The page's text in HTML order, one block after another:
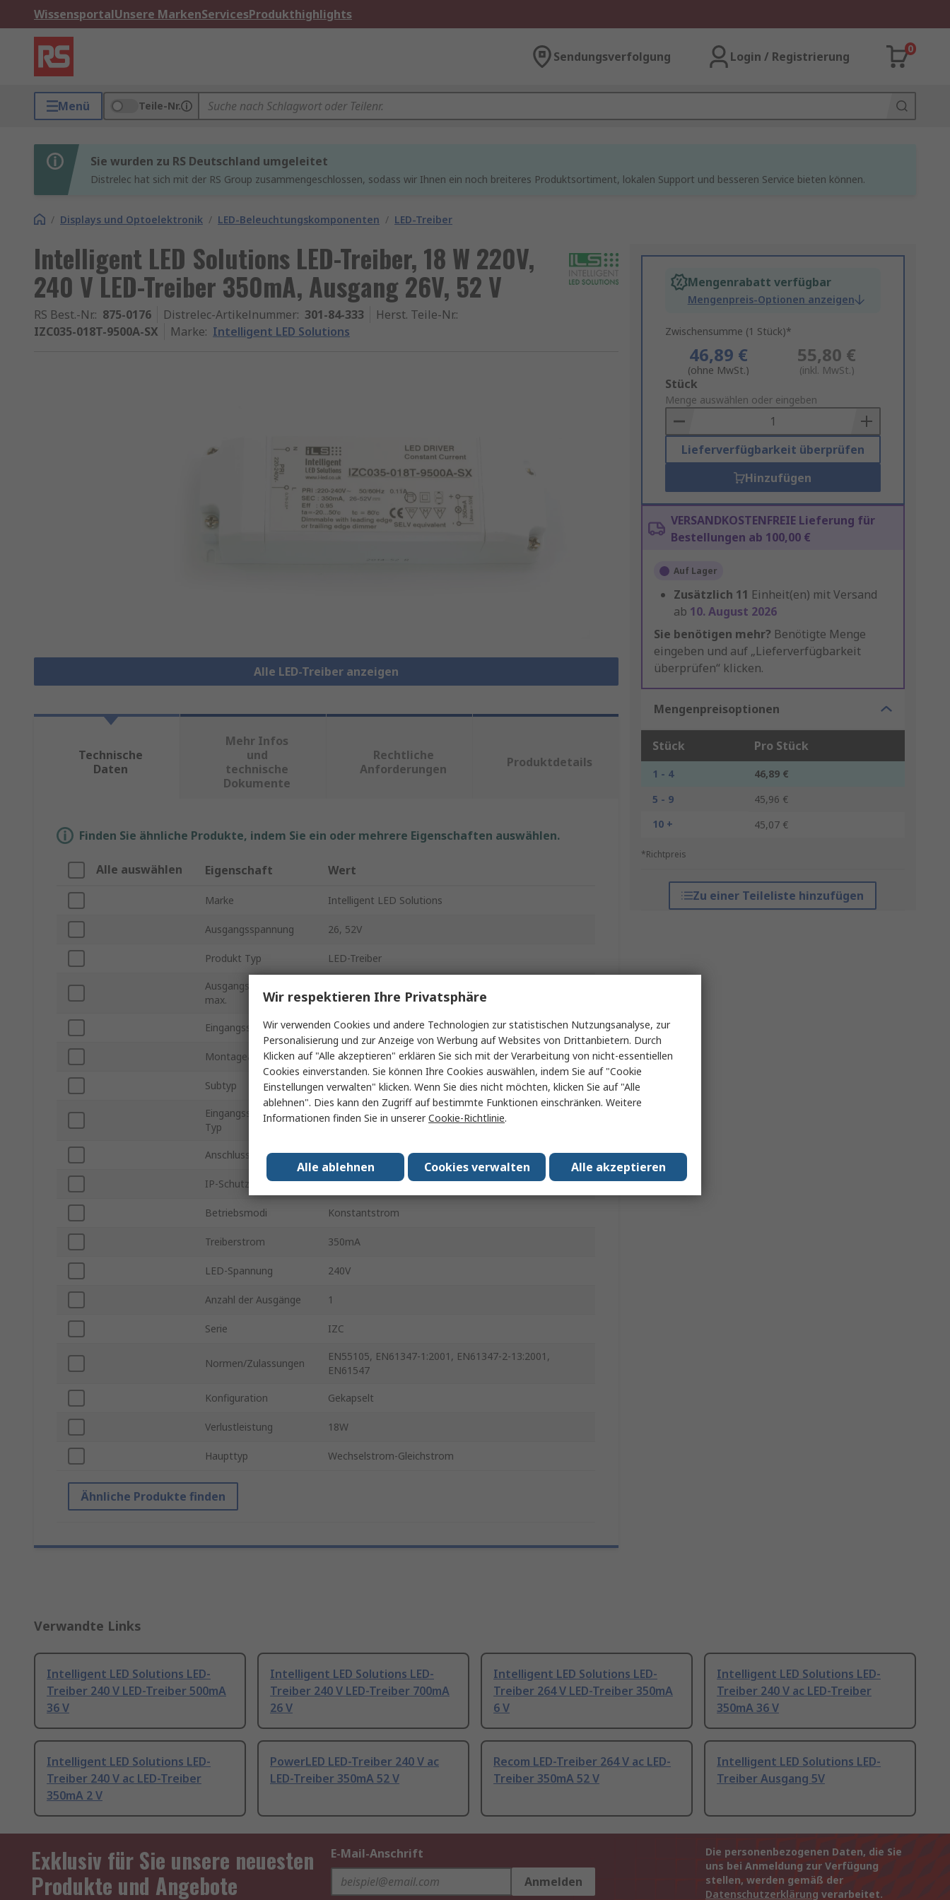
WissensportalUnsere MarkenServicesProdukthighlights
Sendungsverfolgung Login / Registrierung
0
Menü Teile-Nr.
Sie wurden zu RS Deutschland umgeleitet
Distrelec hat sich mit der RS Group zusammengeschlossen, sodass wir Ihnen ein noch breiteres Produktsortiment, lokalen Support und besseren Service bieten können.
/ Displays und Optoelektronik / LED-Beleuchtungskomponenten / LED-Treiber
Intelligent LED Solutions LED-Treiber, 18 W 220V,
240 V LED-Treiber 350mA, Ausgang 26V, 52 V
RS Best.-Nr.: 875-0176 Distrelec-Artikelnummer: 301-84-333 Herst. Teile-Nr.:
IZC035-018T-9500A-SX
Marke: Intelligent LED Solutions
Alle LED-Treiber anzeigen
Mengenrabatt verfügbar
Mengenpreis-Optionen anzeigen
Zwischensumme (1 Stück)*
46,89 €
(ohne MwSt.)
55,80 €
(inkl. MwSt.)
Add
to
Basket
Stück
Menge auswählen oder eingeben
Lieferverfügbarkeit überprüfen
Hinzufügen
VERSANDKOSTENFREIE Lieferung für
Bestellungen ab 100,00 €
Auf Lager
Zusätzlich 11 Einheit(en) mit Versand
ab 10. August 2026
Sie benötigen mehr? Benötigte Menge
eingeben und auf „Lieferverfügbarkeit
überprüfen“ klicken.
Mengenpreisoptionen
Stück Pro Stück
1 - 4
46,89 €
5 - 9
45,96 €
10 +
45,07 €
*Richtpreis
Zu einer Teileliste hinzufügen
Technische
Daten
Mehr Infos
und
technische
Dokumente
Rechtliche
Anforderungen
Produktdetails
Finden Sie ähnliche Produkte, indem Sie ein oder mehrere Eigenschaften auswählen.
Alle auswählen Eigenschaft Wert
Marke Intelligent LED Solutions
Ausgangsspannung 26, 52V
Produkt Typ LED-Treiber
Ausgangsleistung
max.
18W
Eingangsspannung 220, 240V
Montageart Schraubanschlussklemme
Subtyp LED-Treiber
Eingangsspannung
Typ
AC
Anschlusstyp Schraube
IP-Schutzart IP20
Betriebsmodi Konstantstrom
Treiberstrom 350mA
LED-Spannung 240V
Anzahl der Ausgänge 1
Serie IZC
Normen/Zulassungen
EN55105, EN61347-1:2001, EN61347-2-13:2001,
EN61547
Konfiguration Gekapselt
Verlustleistung 18W
Haupttyp Wechselstrom-Gleichstrom
Ähnliche Produkte finden
Verwandte Links
Intelligent LED Solutions LED-
Treiber 240 V LED-Treiber 500mA
36 V
Intelligent LED Solutions LED-
Treiber 240 V LED-Treiber 700mA
26 V
Intelligent LED Solutions LED-
Treiber 264 V LED-Treiber 350mA
6 V
Intelligent LED Solutions LED-
Treiber 240 V ac LED-Treiber
350mA 36 V
Intelligent LED Solutions LED-
Treiber 240 V ac LED-Treiber
350mA 2 V
PowerLED LED-Treiber 240 V ac
LED-Treiber 350mA 52 V
Recom LED-Treiber 264 V ac LED-
Treiber 350mA 52 V
Intelligent LED Solutions LED-
Treiber Ausgang 5V
Exklusiv für Sie unsere neuesten
Produkte und Angebote
E-Mail-Anschrift
Anmelden
Die personenbezogenen Daten, die Sie
uns bei Anmeldung zur Verfügung
stellen, werden gemäß der
Datenschutzerklärung verarbeitet.
Wir respektieren Ihre Privatsphäre
Wir verwenden Cookies und andere Technologien zur statistischen Nutzungsanalyse, zur
Personalisierung und zur Anzeige von Werbung auf Websites von Drittanbietern. Durch
Klicken auf "Alle akzeptieren" erklären Sie sich mit der Verarbeitung von nicht-essentiellen
Cookies einverstanden. Sie können Ihre Cookies auswählen, indem Sie auf "Cookie
Einstellungen verwalten" klicken. Wenn Sie dies nicht möchten, klicken Sie auf "Alle
ablehnen". Dies kann den Zugriff auf bestimmte Funktionen einschränken. Weitere
Informationen finden Sie in unsererCookie-Richtlinie.
Alle akzeptieren
Cookies verwalten
Alle ablehnen